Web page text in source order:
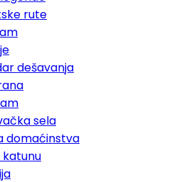
rute
dešavanja
sela
domaćinstva
katunu